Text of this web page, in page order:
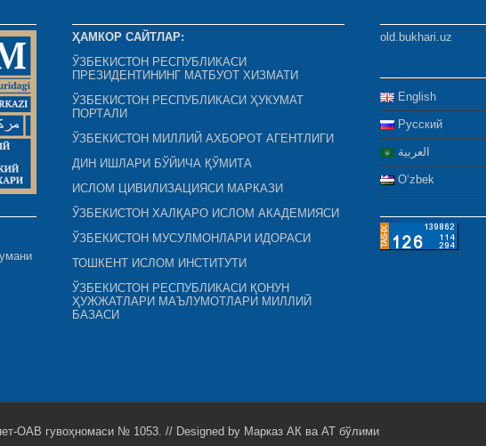
ҲАМКОР САЙТЛАР:
ЎЗБЕКИСТОН РЕСПУБЛИКАСИ
ПРЕЗИДЕНТИНИНГ МАТБУОТ ХИЗМАТИ
ЎЗБЕКИСТОН РЕСПУБЛИКАСИ ҲУКУМАТ
ПОРТАЛИ
ЎЗБЕКИСТОН МИЛЛИЙ АХБОРОТ АГЕНТЛИГИ
ДИН ИШЛАРИ БЎЙИЧА ҚЎМИТА
ИСЛОМ ЦИВИЛИЗАЦИЯСИ МАРКАЗИ
ЎЗБЕКИСТОН ХАЛҚАРО ИСЛОМ АКАДЕМИЯСИ
ЎЗБЕКИСТОН МУСУЛМОНЛАРИ ИДОРАСИ
ТОШКЕНТ ИСЛОМ ИНСТИТУТИ
ЎЗБЕКИСТОН РЕСПУБЛИКАСИ ҚОНУН
ҲУЖЖАТЛАРИ МАЪЛУМОТЛАРИ МИЛЛИЙ
БАЗАСИ
old.bukhari.uz
English
Русский
العربية
Oʻzbek
ОАВ гувоҳномаси № 1053. // Designed by Марказ АК ва АТ бўлими